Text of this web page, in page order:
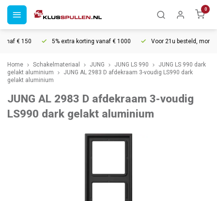
0
€ 150 5% extra korting vanaf € 1000 Voor 21u besteld, morgen
Home Schakelmateriaal JUNG JUNG LS 990
JUNG LS 990 dark
gelakt aluminium
JUNG AL 2983 D afdekraam 3-voudig LS990 dark
gelakt aluminium
JUNG AL 2983 D afdekraam 3-voudig
LS990 dark gelakt aluminium